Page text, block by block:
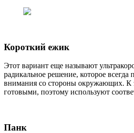
Короткий ежик
Этот вариант еще называют
радикальное решение, которое всегда
внимания со стороны окружающих. К
готовыми, поэтому используют
Панк